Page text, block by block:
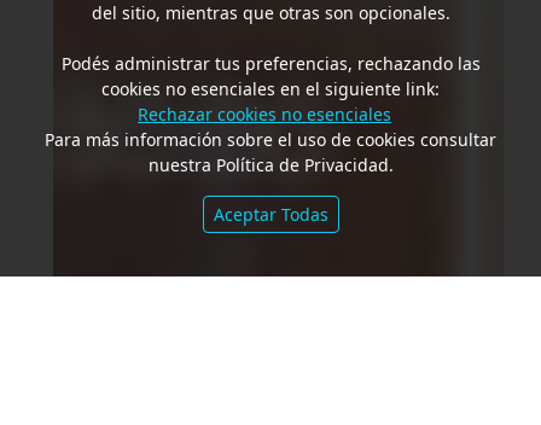
del sitio, mientras que otras son opcionales.
Podés administrar tus preferencias, rechazando las
cookies no esenciales en el siguiente link:
Rechazar cookies no esenciales
Para más información sobre el uso de cookies consultar
nuestra Política de Privacidad.
Aceptar Todas